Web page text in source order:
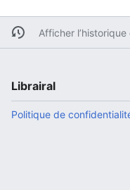
Afficher
Librairal
Politique de